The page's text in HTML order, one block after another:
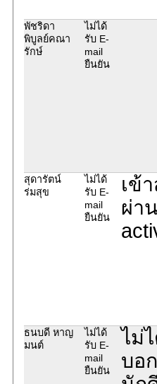
พัชริดา
พิบูลย์คณา
รักษ์
ไม่ได้
รับ E-
mail
ยืนยัน
สุดารัตน์
ร่มสุข
ไม่ได้
รับ E-
mail
ยืนยัน
เข้
ผ่า
ธนบดี หาญ
มนต์
ไม่ได้
รับ E-
mail
ยืนยัน
ไม่
บอ